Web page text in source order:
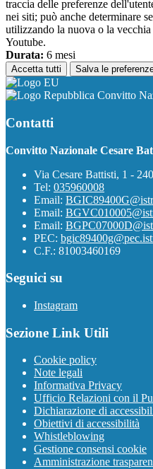
traccia delle preferenze
nei siti; può anche determinare
utilizzando la nuova o la
Youtube.
Durata: 6 mesi
Accetta tutti Salva le
Convitto
Contatti
Convitto Nazionale Cesare
Via Cesare Battisti, 1 -
Tel: 035960008
Email:
Email:
Email:
PEC:
C.F.: 81003460169
Seguici su
Instagram
Sezione Link Utili
Cookie policy
Note legali
Informativa Privacy
Ufficio Relazioni con il
Dichiarazione di
Obiettivi di accessibilità
Whistleblowing
Gestione consensi cookie
Amministrazione